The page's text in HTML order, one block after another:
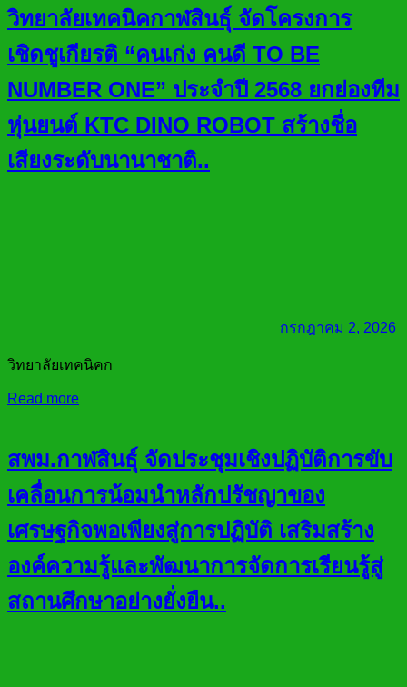
วิทยาลัยเทคนิคกาฬสินธุ์ จัดโครงการ
เชิดชูเกียรติ “คนเก่ง คนดี TO BE
NUMBER ONE” ประจำปี 2568 ยกย่องทีม
หุ่นยนต์ KTC DINO ROBOT สร้างชื่อ
เสียงระดับนานาชาติ..
กรกฎาคม 2, 2026
วิทยาลัยเทคนิคก
Read more
สพม.กาฬสินธุ์ จัดประชุมเชิงปฏิบัติการขับ
เคลื่อนการน้อมนำหลักปรัชญาของ
เศรษฐกิจพอเพียงสู่การปฏิบัติ เสริมสร้าง
องค์ความรู้และพัฒนาการจัดการเรียนรู้สู่
สถานศึกษาอย่างยั่งยืน..